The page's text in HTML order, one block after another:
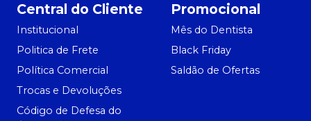
Central do Cliente
Institucional
Politica de Frete
Política Comercial
Trocas e Devoluções
Código de Defesa do
Promocional
Mês do Dentista
Black Friday
Saldão de Ofertas